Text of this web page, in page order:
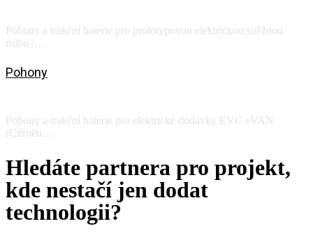
Pohony a trakční baterie pro prototypovou elektrickou sněžnou
rolbu /…
Pohony
Pohony a trakční baterie pro elektrické dodávky EVC eVAN
(Citroën…
Hledáte partnera pro projekt,
kde nestačí jen dodat
technologii?